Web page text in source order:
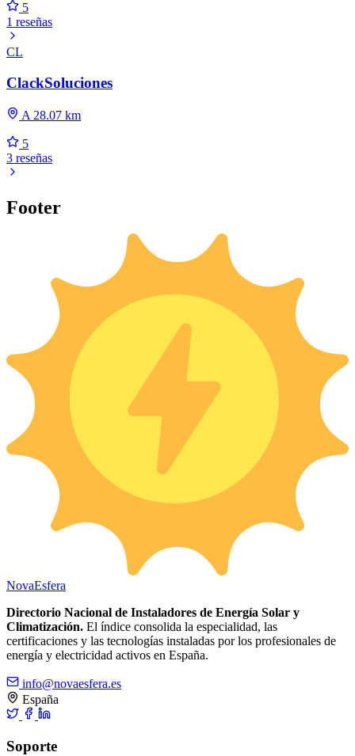
5
1 reseñas
CL
ClackSoluciones
A 28.07 km
5
3 reseñas
Footer
NovaEsfera
Directorio Nacional de Instaladores de Energía Solar y
Climatización. El índice consolida la especialidad, las
certificaciones y las tecnologías instaladas por los profesionales de
energía y electricidad activos en España.
info@novaesfera.es
España
Soporte